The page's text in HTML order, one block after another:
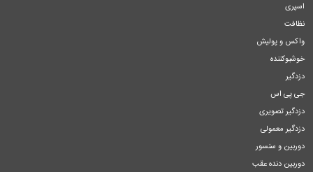
اسپری
نظافت
واکس و پولیش
خوشبوکننده
دزدگیر
جی پی اس
دزدگیر تصویری
دزدگیر معمولی
دوربین و سنسور
دوربین دنده عقب